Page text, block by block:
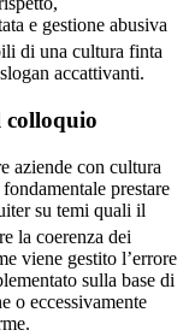
e gestione abusiva
di una cultura finta
accattivanti.
colloquio
aziende con cultura
prestare
su temi quali il
la coerenza dei
viene gestito l’errore
sulla base di
o eccessivamente